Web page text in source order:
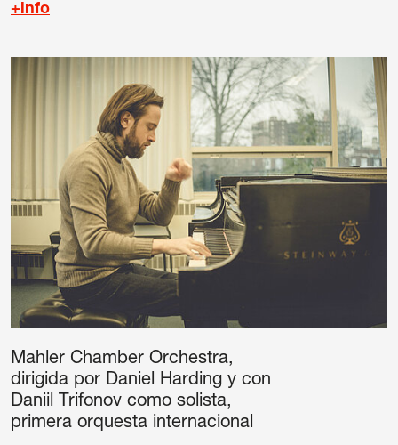
+info
Mahler Chamber Orchestra,
dirigida por Daniel Harding y con
Daniil Trifonov como solista,
primera orquesta internacional